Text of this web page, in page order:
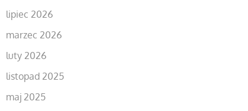
lipiec 2026
marzec 2026
luty 2026
listopad 2025
maj 2025